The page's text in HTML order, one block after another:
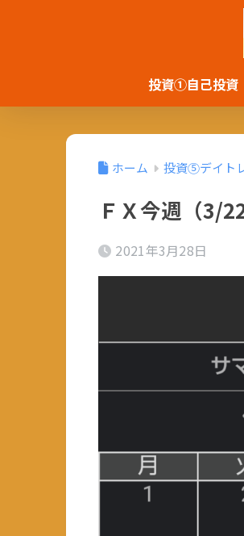
投資①自己投資
ホーム 投資⑤デイト
ＦＸ今週（3/
2021年3月28日